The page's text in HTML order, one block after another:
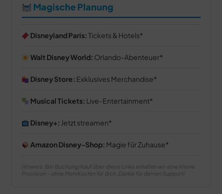
Magische Planung
Disneyland Paris:Tickets & Hotels
Walt Disney World: Orlando-Abenteuer
Disney Store: Exklusives Merchandise
Musical Tickets: Live-Entertainment
Disney+: Jetzt streamen
Amazon Disney-Shop: Magie für Zuhause
Hinweis: Bei Buchung/Kauf über diese Links erhalten wir eine kleine
Provision – ohne Mehrkosten für dich. Danke für deinen Support!